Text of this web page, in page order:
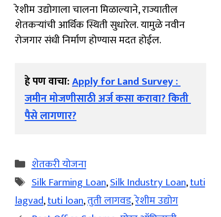
रेशीम उद्योगाला चालना मिळाल्याने, राज्यातील
शेतकऱ्यांची आर्थिक स्थिती सुधारेल. यामुळे नवीन
रोजगार संधी निर्माण होण्यास मदत होईल.
हे पण वाचा: Apply for Land Survey :
जमीन मोजणीसाठी अर्ज कसा करावा? किती
पैसे लागणार?
Categories
शेतकरी योजना
Tags
Silk Farming Loan,Silk Industry Loan,tuti
lagvad,tuti loan,तुती लागवड,रेशीम उद्योग